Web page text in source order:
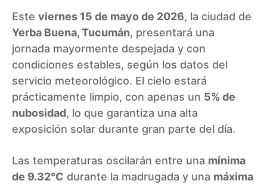
Este viernes 15 de mayo de 2026, la ciudad de
Yerba Buena, Tucumán, presentará una
jornada mayormente despejada y con
condiciones estables, según los datos del
servicio meteorológico. El cielo estará
prácticamente limpio, con apenas un 5% de
nubosidad, lo que garantiza una alta
exposición solar durante gran parte del día.
Las temperaturas oscilarán entre una mínima
de 9.32°C durante la madrugada y una máxima